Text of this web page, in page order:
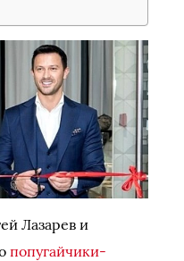
Лазарев и
попугайчики-